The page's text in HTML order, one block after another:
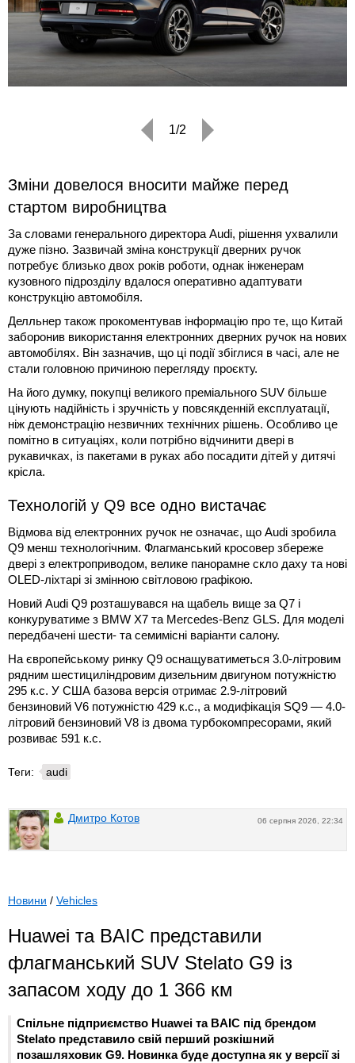
1/2
Зміни довелося вносити майже перед
стартом виробництва
За словами генерального директора Audi, рішення ухвалили
дуже пізно. Зазвичай зміна конструкції дверних ручок
потребує близько двох років роботи, однак інженерам
кузовного підрозділу вдалося оперативно адаптувати
конструкцію автомобіля.
Делльнер також прокоментував інформацію про те, що Китай
заборонив використання електронних дверних ручок на нових
автомобілях. Він зазначив, що ці події збіглися в часі, але не
стали головною причиною перегляду проєкту.
На його думку, покупці великого преміального SUV більше
цінують надійність і зручність у повсякденній експлуатації,
ніж демонстрацію незвичних технічних рішень. Особливо це
помітно в ситуаціях, коли потрібно відчинити двері в
рукавичках, із пакетами в руках або посадити дітей у дитячі
крісла.
Технологій у Q9 все одно вистачає
Відмова від електронних ручок не означає, що Audi зробила
Q9 менш технологічним. Флагманський кросовер збереже
двері з електроприводом, велике панорамне скло даху та нові
OLED-ліхтарі зі змінною світловою графікою.
Новий Audi Q9 розташувався на щабель вище за Q7 і
конкуруватиме з BMW X7 та Mercedes-Benz GLS. Для моделі
передбачені шести- та семимісні варіанти салону.
На європейському ринку Q9 оснащуватиметься 3.0-літровим
рядним шестициліндровим дизельним двигуном потужністю
295 к.с. У США базова версія отримає 2.9-літровий
бензиновий V6 потужністю 429 к.с., а модифікація SQ9 — 4.0-
літровий бензиновий V8 із двома турбокомпресорами, який
розвиває 591 к.с.
Теги: audi
06 серпня 2026, 22:34
Дмитро Котов
Новини / Vehicles
Huawei та BAIC представили
флагманський SUV Stelato G9 із
запасом ходу до 1 366 км
Спільне підприємство Huawei та BAIC під брендом
Stelato представило свій перший розкішний
позашляховик G9. Новинка буде доступна як у версії зі